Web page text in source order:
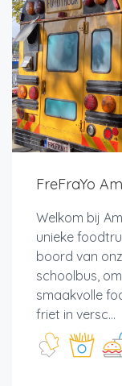
FreFraYo
Welkom bij
unieke
boord van
schoolbus,
smaakvolle
friet in versc...